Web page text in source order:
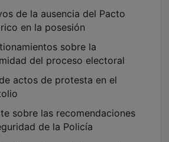
de la ausencia del Pacto
en la posesión
sobre la
del proceso electoral
actos de protesta en el
sobre las recomendaciones
de la Policía